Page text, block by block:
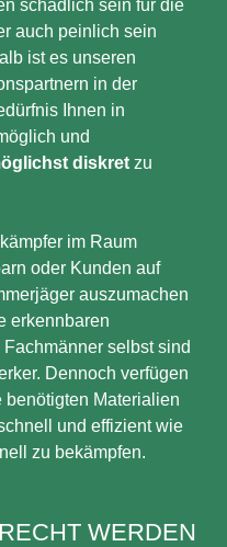
schädlich sein für die
auch peinlich sein
ist es unseren
in der
Ihnen in
und
diskret zu
im Raum
oder Kunden auf
auszumachen
erkennbaren
selbst sind
Dennoch verfügen
Materialien
und effizient wie
zu bekämpfen.
WERDEN